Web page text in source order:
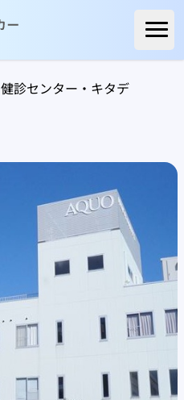
健診センター・キタデ